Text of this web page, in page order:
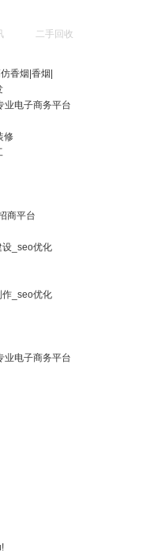
二手回收
香烟|香烟|
业电子商务平台
修
商平台
设_seo优化
作_seo优化
业电子商务平台